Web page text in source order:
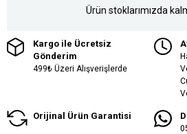
Ürün stoklarımızda
Kargo ile Ücretsiz
Gönderim
499₺ Üzeri Alışverişlerde
Orijinal Ürün Garantisi